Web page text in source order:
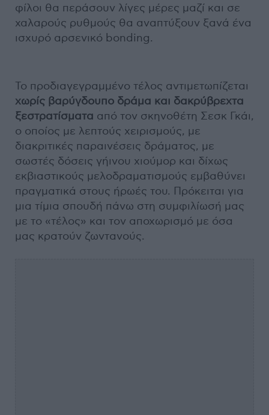
φίλοι θα περάσουν λίγες μέρες μαζί και σε
χαλαρούς ρυθμούς θα αναπτύξουν ξανά ένα
ισχυρό αρσενικό bonding.
Το προδιαγεγραμμένο τέλος αντιμετωπίζεται
χωρίς βαρύγδουπο δράμα και δακρύβρεχτα
ξεστρατίσματα από τον σκηνοθέτη Σεσκ Γκάι,
ο οποίος με λεπτούς χειρισμούς, με
διακριτικές παραινέσεις δράματος, με
σωστές δόσεις γήινου χιούμορ και δίχως
εκβιαστικούς μελοδραματισμούς εμβαθύνει
πραγματικά στους ήρωές του. Πρόκειται για
μια τίμια σπουδή πάνω στη συμφιλίωσή μας
με το «τέλος» και τον αποχωρισμό με όσα
μας κρατούν ζωντανούς.